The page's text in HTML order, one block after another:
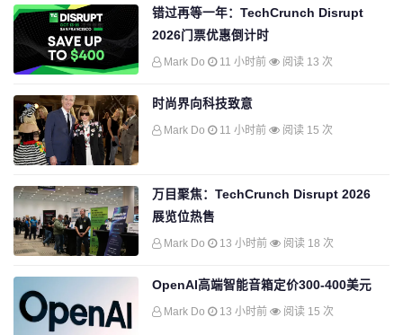
错过再等一年：TechCrunch Disrupt
2026门票优惠倒计时
Mark Do 11 小时前 阅读 13 次
时尚界向科技致意
Mark Do 11 小时前 阅读 15 次
万目聚焦：TechCrunch Disrupt 2026
展览位热售
Mark Do 13 小时前 阅读 18 次
OpenAI高端智能音箱定价300-400美元
Mark Do 13 小时前 阅读 15 次